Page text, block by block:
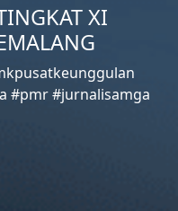
XI
#pmr #jurnalisamga